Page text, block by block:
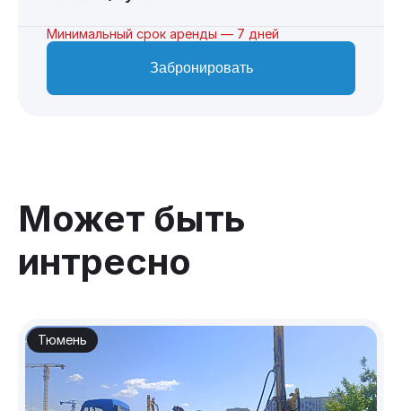
Минимальный срок аренды — 7 дней
Забронировать
Может быть
интресно
Тюмень